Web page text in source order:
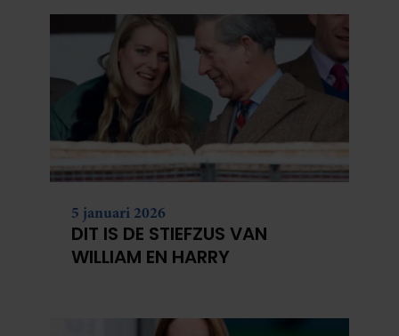
5 januari 2026
DIT IS DE STIEFZUS VAN
WILLIAM EN HARRY